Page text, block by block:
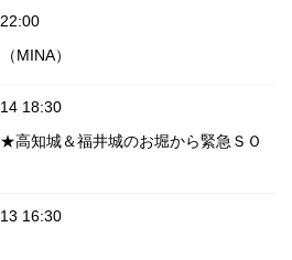
MINA）
18:30
高知城＆福井城のお堀から緊急ＳＯ
16:30